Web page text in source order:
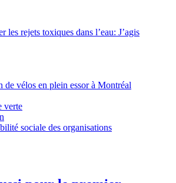
les rejets toxiques dans l’eau: J’agis
de vélos en plein essor à Montréal
verte
sociale des organisations